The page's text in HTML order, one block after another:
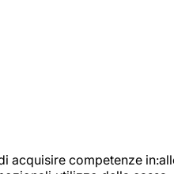
acquisire competenze